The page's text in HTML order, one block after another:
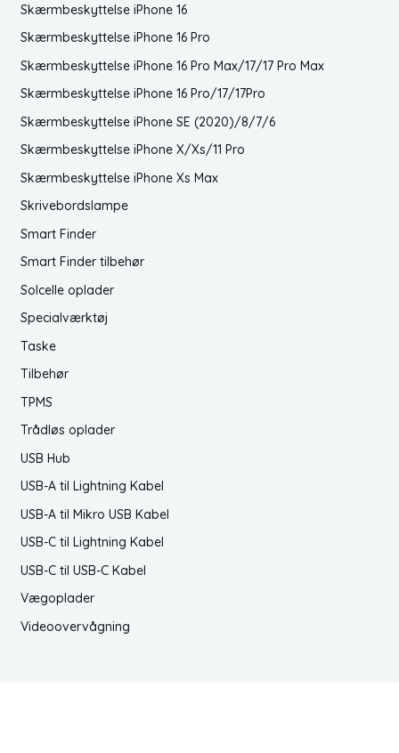
Skærmbeskyttelse iPhone 16
Skærmbeskyttelse iPhone 16 Pro
Skærmbeskyttelse iPhone 16 Pro Max/17/17 Pro Max
Skærmbeskyttelse iPhone 16 Pro/17/17Pro
Skærmbeskyttelse iPhone SE (2020)/8/7/6
Skærmbeskyttelse iPhone X/Xs/11 Pro
Skærmbeskyttelse iPhone Xs Max
Skrivebordslampe
Smart Finder
Smart Finder tilbehør
Solcelle oplader
Specialværktøj
Taske
Tilbehør
TPMS
Trådløs oplader
USB Hub
USB-A til Lightning Kabel
USB-A til Mikro USB Kabel
USB-C til Lightning Kabel
USB-C til USB-C Kabel
Vægoplader
Videoovervågning